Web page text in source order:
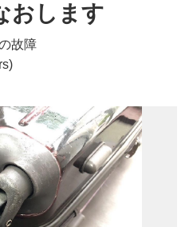
おします
故障